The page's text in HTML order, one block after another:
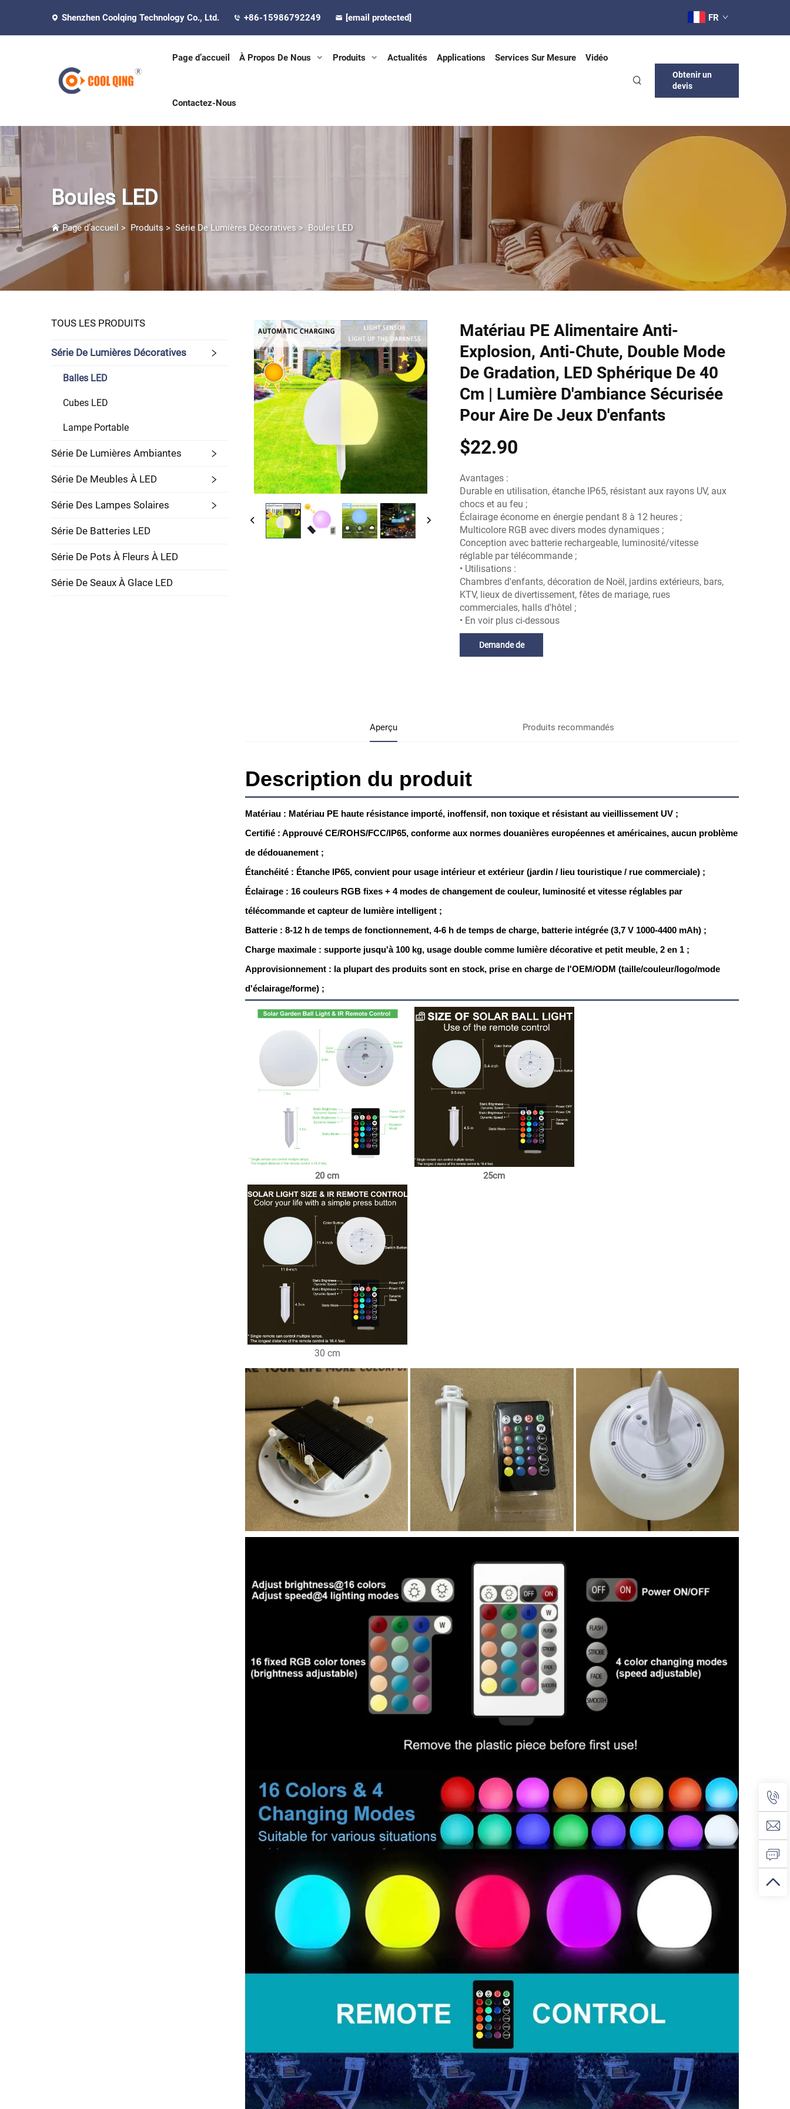
Shenzhen Coolqing Technology Co., Ltd. +86-15986792249 [email protected] FR
Page d’accueil À Propos De Nous Produits Actualités Applications Services Sur Mesure Vidéo
Contactez-Nous
Obtenir un
devis
Boules LED
Page d’accueil > Produits > Série De Lumières Décoratives> Boules LED
TOUS LES PRODUITS
Série De Lumières Décoratives
Balles LED
Cubes LED
Lampe Portable
Série De Lumières Ambiantes
Série De Meubles À LED
Série Des Lampes Solaires
Série De Batteries LED
Série De Pots À Fleurs À LED
Série De Seaux À Glace LED
Matériau PE Alimentaire Anti-
Explosion, Anti-Chute, Double Mode
De Gradation, LED Sphérique De 40
Cm | Lumière D'ambiance Sécurisée
Pour Aire De Jeux D'enfants
$22.90
Avantages :
Durable en utilisation, étanche IP65, résistant aux rayons UV, aux
chocs et au feu ;
Éclairage économe en énergie pendant 8 à 12 heures ;
Multicolore RGB avec divers modes dynamiques ;
Conception avec batterie rechargeable, luminosité/vitesse
réglable par télécommande ;
• Utilisations :
Chambres d'enfants, décoration de Noël, jardins extérieurs, bars,
KTV, lieux de divertissement, fêtes de mariage, rues
commerciales, halls d'hôtel ;
• En voir plus ci-dessous
Demande de
Aperçu Produits recommandés
Description du produit
Matériau : Matériau PE haute résistance importé, inoffensif, non toxique et résistant au vieillissement UV ;
Certifié : Approuvé CE/ROHS/FCC/IP65, conforme aux normes douanières européennes et américaines, aucun problème
de dédouanement ;
Étanchéité : Étanche IP65, convient pour usage intérieur et extérieur (jardin / lieu touristique / rue commerciale) ;
Éclairage : 16 couleurs RGB fixes + 4 modes de changement de couleur, luminosité et vitesse réglables par
télécommande et capteur de lumière intelligent ;
Batterie : 8-12 h de temps de fonctionnement, 4-6 h de temps de charge, batterie intégrée (3,7 V 1000-4400 mAh) ;
Charge maximale : supporte jusqu'à 100 kg, usage double comme lumière décorative et petit meuble, 2 en 1 ;
Approvisionnement : la plupart des produits sont en stock, prise en charge de l'OEM/ODM (taille/couleur/logo/mode
d'éclairage/forme) ;
20 cm 25cm
30 cm